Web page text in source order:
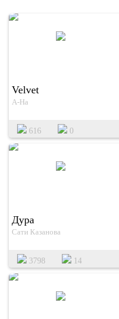
Velvet
A-Ha
616 0
Дура
Сати Казанова
3798 14